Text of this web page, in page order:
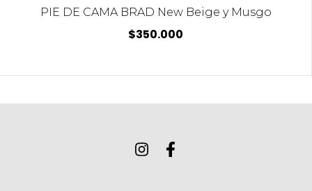
PIE DE CAMA BRAD New Beige y Musgo
$350.000